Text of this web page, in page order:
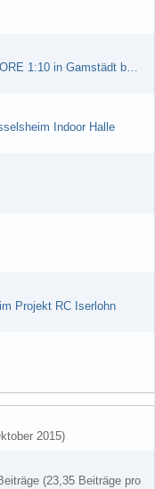
Sportkreismeisterschaft Elektro Offroad ORE 1:10 in Gamstädt bei Erfurt, Outdoor mit Indoor Ausweichmöglichkeit!!!
Indoor Halle
Projekt RC Iserlohn
2015)
(23,35 Beiträge pro